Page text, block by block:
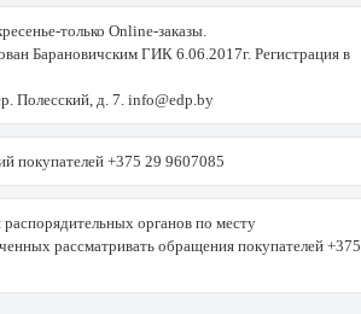
только Online-заказы.
Барановичским ГИК 6.06.2017г. Регистрация в
Полесский, д. 7. info@edp.by
покупателей +375 29 9607085
органов по месту
рассматривать обращения покупателей +375